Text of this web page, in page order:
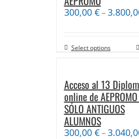
300,00 €–
Select options
Acceso al 13
online de
SÓLO ANTIGUOS
ALUMNOS
300,00 €–